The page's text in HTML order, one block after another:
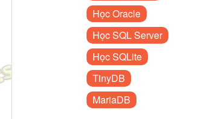
Học Oracle
Học SQL Server
Học SQLite
TinyDB
MariaDB